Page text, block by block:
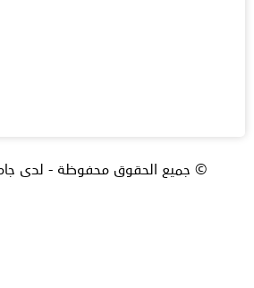
© جميع الحقوق محفوظة - لدى